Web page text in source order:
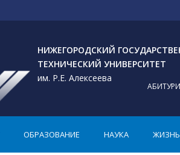
НИЖЕГОРОДСКИЙ
ТЕХНИЧЕСКИЙ УНИВЕРСИТЕТ
им. Р.Е. Алексеева
ОБРАЗОВАНИЕ НАУКА ЖИЗНЬ